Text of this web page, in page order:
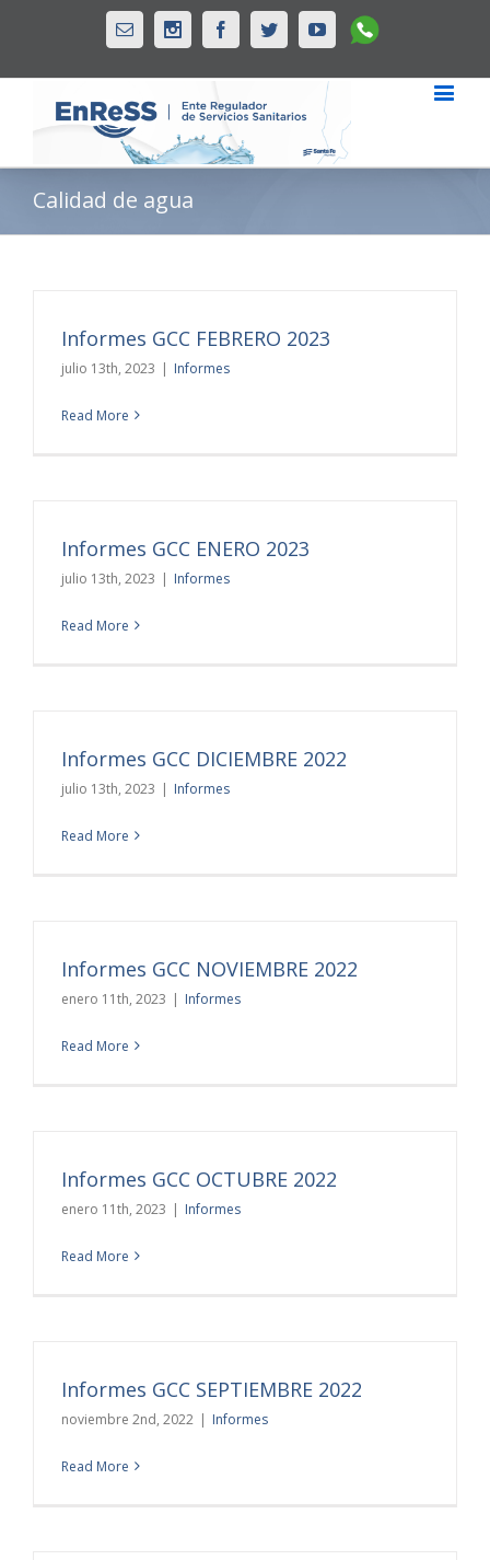
Email InstagramFacebookTwitterYoutubeWhatsapp
Calidad de agua
Informes GCC FEBRERO 2023
julio 13th, 2023 | Informes
Read More
Informes GCC ENERO 2023
julio 13th, 2023 | Informes
Read More
Informes GCC DICIEMBRE 2022
julio 13th, 2023 | Informes
Read More
Informes GCC NOVIEMBRE 2022
enero 11th, 2023 | Informes
Read More
Informes GCC OCTUBRE 2022
enero 11th, 2023 | Informes
Read More
Informes GCC SEPTIEMBRE 2022
noviembre 2nd, 2022 | Informes
Read More